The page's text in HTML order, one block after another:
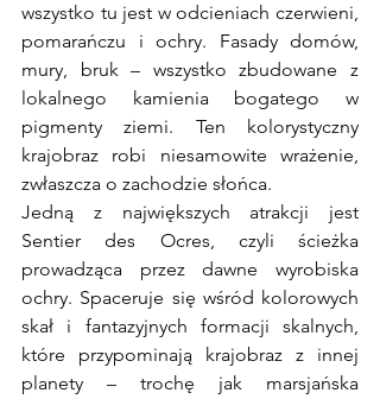
wszystko tu jest w odcieniach czerwieni,
pomarańczu i ochry. Fasady domów,
mury, bruk – wszystko zbudowane z
lokalnego kamienia bogatego w
pigmenty ziemi. Ten kolorystyczny
krajobraz robi niesamowite wrażenie,
zwłaszcza o zachodzie słońca.
Jedną z największych atrakcji jest
Sentier des Ocres, czyli ścieżka
prowadząca przez dawne wyrobiska
ochry. Spaceruje się wśród kolorowych
skał i fantazyjnych formacji skalnych,
które przypominają krajobraz z innej
planety – trochę jak marsjańska